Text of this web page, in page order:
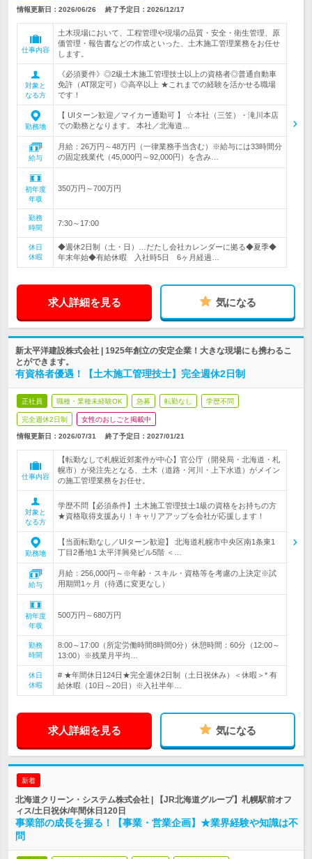
情報更新日：2026/06/26 終了予定日： 2026/12/17
仕事内容
土木現場において、工程管理や現場の品質・安全・衛生管理、原
価管理・報告書などの作成といった、土木施工管理業務をお任せ
します。
対象と
なる方
《必須要件》◎2級土木施工管理技士以上の資格者◎普通自動車
免許（AT限定可）◎高卒以上 ★これまでの経験を活かせる職場
です！
勤務地
【 UIターン歓迎／マイカー通勤可 】 ☆本社（三笠）・滝川本店
での勤務となります。 本社／北海道…
給与
月給：26万円～48万円（一律業務手当含む）※給与には33時間分
の固定残業代（45,000円～92,000円）を含み…
初年度
年収
350万円～700万円
勤務
時間
7:30～17:00
休日
休暇
◆週休2日制（土・日）…だたし会社カレンダーに拠る◆夏季◆
年末年始◆有給休暇 入社時5日 6ヶ月経過…
求人詳細を見る 気になる
新太平洋建設株式会社 | 1925年創立の安定企業！大きな現場にも携わるこ
とができます。
有資格者優遇！【土木施工管理技士】完全週休2日制
正社員 職種・業種未経験OK 急募 転勤なし 学歴不問
完全週休2日制 女性のおしごと掲載中
情報更新日：2026/07/31 終了予定日： 2027/01/21
仕事内容
【転勤なしで札幌近郊案件が中心】官公庁（開発局・北海道・札
幌市）が発注先となる、土木（道路・河川・上下水道）がメイン
の施工管理業務をお任せ。
対象と
なる方
学歴不問【必須条件】土木施工管理技士1級の資格をお持ちの方
★資格取得支援あり！キャリアアップを会社が応援します！
勤務地
【当面転勤なし／UIターン歓迎】 北海道札幌市中央区南1条東1
丁目2番地1 太平洋興発ビル5階 ＜…
給与
月給：256,000円～※年齢・スキル・資格等を考慮の上決定※試
用期間1ヶ月（待遇に変更なし）
初年度
年収
500万円～680万円
勤務
時間
8:00～17:00（所定労働時間8時間0分）休憩時間：60分（12:00～
13:00）※残業月平均…
休日
休暇
# ★年間休日124日★完全週休2日制（土日祝休み）＜休暇＞* 有
給休暇（10日～20日）※入社半年…
求人詳細を見る 気になる
新着
北海道クリーン・システム株式会社 | 【JR北海道グループ】札幌駅前オフ
ィス/土日祝休/年間休日120日
事業部の成長を握る！【事業・営業企画】★業界経験や知識は不
問